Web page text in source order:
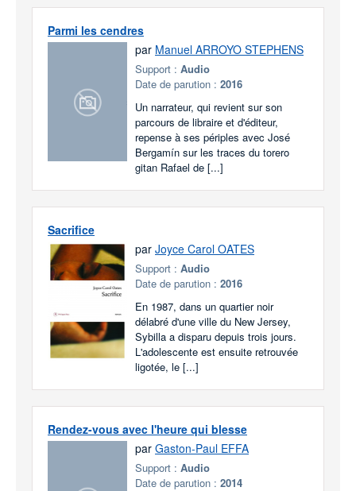
Parmi les cendres
par Manuel ARROYO STEPHENS
Support : Audio
Date de parution : 2016
Un narrateur, qui revient sur son
parcours de libraire et d'éditeur,
repense à ses périples avec José
Bergamín sur les traces du torero
gitan Rafael de [...]
Sacrifice
par Joyce Carol OATES
Support : Audio
Date de parution : 2016
En 1987, dans un quartier noir
délabré d'une ville du New Jersey,
Sybilla a disparu depuis trois jours.
L'adolescente est ensuite retrouvée
ligotée, le [...]
Rendez-vous avec l'heure qui blesse
par Gaston-Paul EFFA
Support : Audio
Date de parution : 2014